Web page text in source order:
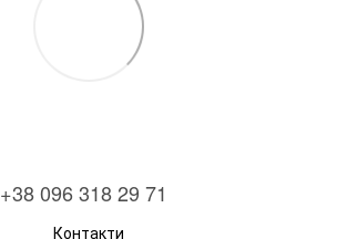
+38 096 318 29 71
Контакти